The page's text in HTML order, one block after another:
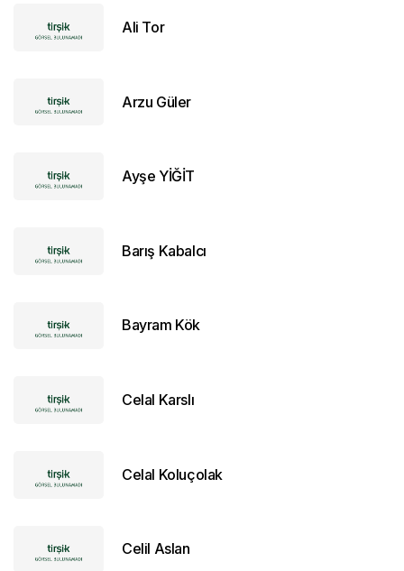
Ali Tor
Arzu Güler
Ayşe YİĞİT
Barış Kabalcı
Bayram Kök
Celal Karslı
Celal Koluçolak
Celil Aslan